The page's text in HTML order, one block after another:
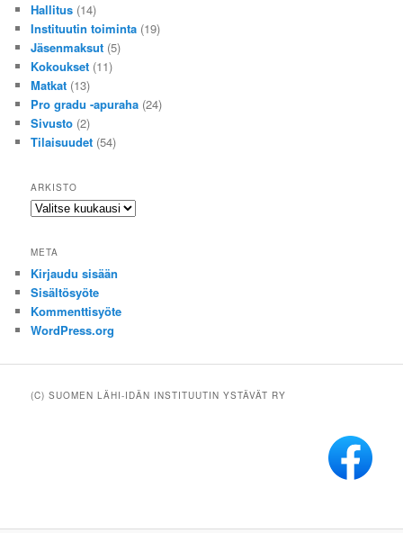
Hallitus (14)
Instituutin toiminta (19)
Jäsenmaksut (5)
Kokoukset (11)
Matkat (13)
Pro gradu -apuraha (24)
Sivusto (2)
Tilaisuudet (54)
ARKISTO
Arkisto
META
Kirjaudu sisään
Sisältösyöte
Kommenttisyöte
WordPress.org
(C) SUOMEN LÄHI-IDÄN INSTITUUTIN YSTÄVÄT RY